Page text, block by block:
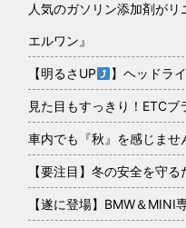
人気のガソリン添加剤が
エルワン』
【明るさUP 】ヘッドラ
見た目もすっきり！ETCブ
車内でも『秋』を感じませ
【要注目】冬の安全を守る
【遂に登場】BMW＆MINI